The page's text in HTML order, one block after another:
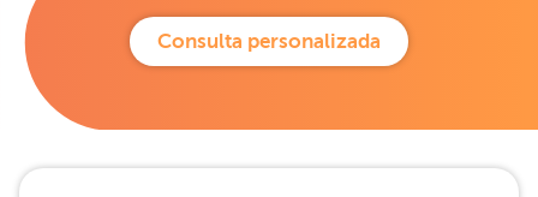
Consulta personalizada